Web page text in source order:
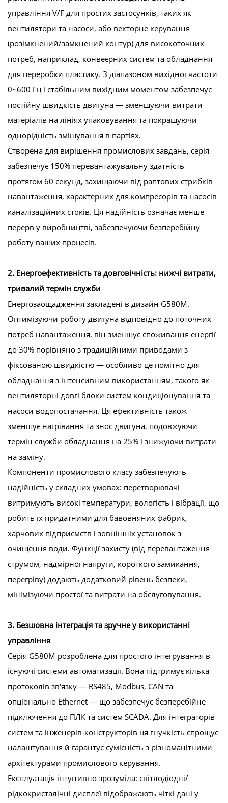
управління V/F для простих застосунків, таких як
вентилятори та насоси, або векторне керування
(розімкнений/замкнений контур) для високоточних
потреб, наприклад, конвеєрних систем та обладнання
для переробки пластику. З діапазоном вихідної частоти
0~600 Гц і стабільним вихідним моментом забезпечує
постійну швидкість двигуна — зменшуючи витрати
матеріалів на лініях упаковування та покращуючи
однорідність змішування в партіях.
Створена для вирішення промислових завдань, серія
забезпечує 150% перевантажувальну здатність
протягом 60 секунд, захищаючи від раптових стрибків
навантаження, характерних для компресорів та насосів
каналізаційних стоків. Ця надійність означає менше
перерв у виробництві, забезпечуючи безперебійну
роботу ваших процесів.
2. Енергоефективність та довговічність: нижчі витрати,
тривалий термін служби
Енергозаощадження закладені в дизайн G580M.
Оптимізуючи роботу двигуна відповідно до поточних
потреб навантаження, він зменшує споживання енергії
до 30% порівняно з традиційними приводами з
фіксованою швидкістю — особливо це помітно для
обладнання з інтенсивним використанням, такого як
вентиляторні довгі блоки систем кондиціонування та
насоси водопостачання. Ця ефективність також
зменшує нагрівання та знос двигуна, подовжуючи
термін служби обладнання на 25% і знижуючи витрати
на заміну.
Компоненти промислового класу забезпечують
надійність у складних умовах: перетворювачі
витримують високі температури, вологість і вібрації, що
робить їх придатними для бавовняних фабрик,
харчових підприємств і зовнішніх установок з
очищення води. Функції захисту (від перевантаження
струмом, надмірної напруги, короткого замикання,
перегріву) додають додатковий рівень безпеки,
мінімізуючи простої та витрати на обслуговування.
3. Безшовна інтеграція та зручне у використанні
управління
Серія G580M розроблена для простого інтегрування в
існуючі системи автоматизації. Вона підтримує кілька
протоколів зв'язку — RS485, Modbus, CAN та
опціонально Ethernet — що забезпечує безперебійне
підключення до ПЛК та систем SCADA. Для інтеграторів
систем та інженерів-конструкторів ця гнучкість спрощує
налаштування й гарантує сумісність з різноманітними
архітектурами промислового керування.
Експлуатація інтуїтивно зрозуміла: світлодіодні/
рідкокристалічні дисплеї відображають чіткі дані у